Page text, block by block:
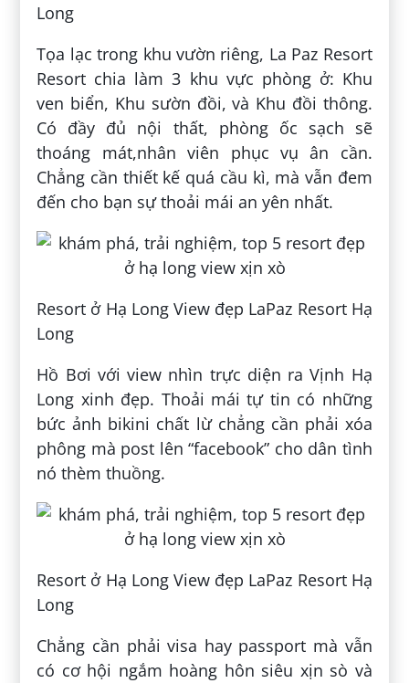
Long
Tọa lạc trong khu vườn riêng, La Paz Resort
Resort chia làm 3 khu vực phòng ở: Khu
ven biển, Khu sườn đồi, và Khu đồi thông.
Có đầy đủ nội thất, phòng ốc sạch sẽ
thoáng mát,nhân viên phục vụ ân cần.
Chẳng cần thiết kế quá cầu kì, mà vẫn đem
đến cho bạn sự thoải mái an yên nhất.
Resort ở Hạ Long View đẹp LaPaz Resort Hạ
Long
Hồ Bơi với view nhìn trực diện ra Vịnh Hạ
Long xinh đẹp. Thoải mái tự tin có những
bức ảnh bikini chất lừ chẳng cần phải xóa
phông mà post lên “facebook” cho dân tình
nó thèm thuồng.
Resort ở Hạ Long View đẹp LaPaz Resort Hạ
Long
Chẳng cần phải visa hay passport mà vẫn
có cơ hội ngắm hoàng hôn siêu xịn sò và